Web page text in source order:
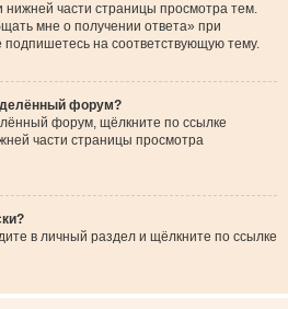
нижней части страницы просмотра тем.
мне о получении ответа» при
на соответствующую тему.
форум?
форум, щёлкните по ссылке
части страницы просмотра
в личный раздел и щёлкните по ссылке